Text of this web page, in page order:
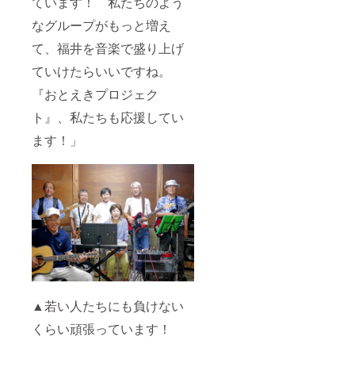
なグループがもっと増え
て、福井を音楽で盛り上げ
ていけたらいいですね。
『おとえきプロジェク
ト』、私たちも応援してい
ます！」
▲若い人たちにも負けない
くらい頑張っています！